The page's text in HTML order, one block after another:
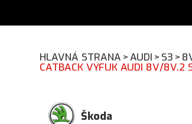
HLAVNÁ STRANA >AUDI > S3 >
Škoda